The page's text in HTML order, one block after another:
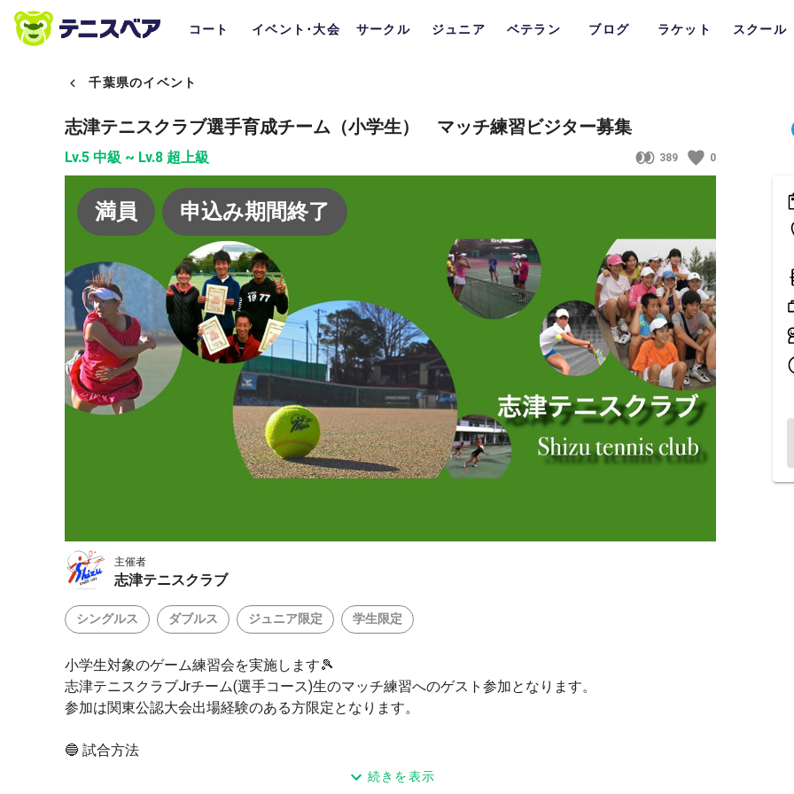
コート イベント･大会 サークル ジュニア ベテラン ブログ ラケット スクール
千葉県のイベント
志津テニスクラブ選手育成チーム（小学生） マッチ練習ビジター募集
Lv.5 中級 ~ Lv.8 超上級 389 0
満員 申込み期間終了
主催者
志津テニスクラブ
シングルス ダブルス ジュニア限定 学生限定
小学生対象のゲーム練習会を実施します🎾
志津テニスクラブJrチーム(選手コース)生のマッチ練習へのゲスト参加となります。
参加は関東公認大会出場経験のある方限定となります。
🔵 試合方法
続きを表示